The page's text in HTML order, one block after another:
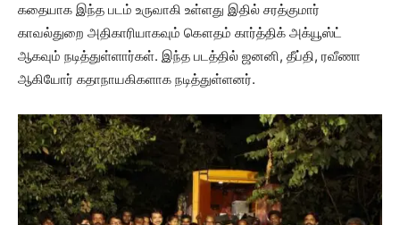
கதையாக இந்த படம் உருவாகி உள்ளது இதில் சரத்குமார்
காவல்துறை அதிகாரியாகவும் கௌதம் கார்த்திக் அக்யூஸ்ட்
ஆகவும் நடித்துள்ளார்கள். இந்த படத்தில் ஜனனி, தீப்தி, ரவீணா
ஆகியோர் கதாநாயகிகளாக நடித்துள்ளனர்.